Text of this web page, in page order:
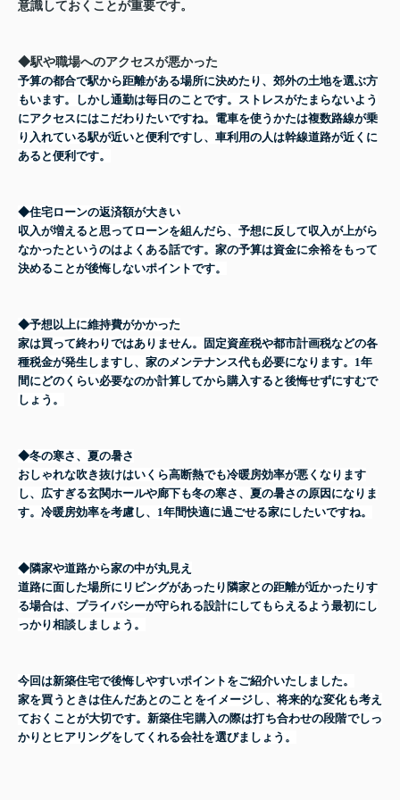
意識しておくことが重要です。
◆駅や職場へのアクセスが悪かった
予算の都合で駅から距離がある場所に決めたり、郊外の土地を選ぶ方
もいます。しかし通勤は毎日のことです。ストレスがたまらないよう
にアクセスにはこだわりたいですね。電車を使うかたは複数路線が乗
り入れている駅が近いと便利ですし、車利用の人は幹線道路が近くに
あると便利です。
◆住宅ローンの返済額が大きい
収入が増えると思ってローンを組んだら、予想に反して収入が上がら
なかったというのはよくある話です。家の予算は資金に余裕をもって
決めることが後悔しないポイントです。
◆予想以上に維持費がかかった
家は買って終わりではありません。固定資産税や都市計画税などの各
種税金が発生しますし、家のメンテナンス代も必要になります。 1年
間にどのくらい必要なのか計算してから購入すると後悔せずにすむで
しょう。
◆冬の寒さ、夏の暑さ
おしゃれな吹き抜けはいくら高断熱でも冷暖房効率が悪くなります
し、広すぎる玄関ホールや廊下も冬の寒さ、夏の暑さの原因になりま
す。 冷暖房効率を考慮し、1年間快適に過ごせる家にしたいですね。
◆隣家や道路から家の中が丸見え
道路に面した場所にリビングがあったり隣家との距離が近かったりす
る場合は、プライバシーが守られる設計にしてもらえるよう最初にし
っかり相談しましょう。
今回は新築住宅で後悔しやすいポイントをご紹介いたしました。
家を買うときは住んだあとのことをイメージし、将来的な変化も考え
ておくことが大切です。新築住宅購入の際は打ち合わせの段階でしっ
かりとヒアリングをしてくれる会社を選びましょう。